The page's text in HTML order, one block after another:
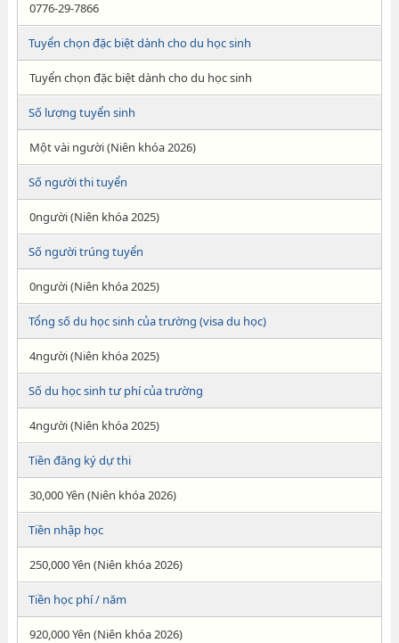
0776-29-7866
Tuyển chọn đặc biệt dành cho du học sinh
Tuyển chọn đặc biệt dành cho du học sinh
Số lượng tuyển sinh
Một vài người (Niên khóa 2026)
Số người thi tuyển
0người (Niên khóa 2025)
Số người trúng tuyển
0người (Niên khóa 2025)
Tổng số du học sinh của trường (visa du học)
4người (Niên khóa 2025)
Số du học sinh tư phí của trường
4người (Niên khóa 2025)
Tiền đăng ký dự thi
30,000 Yên (Niên khóa 2026)
Tiền nhập học
250,000 Yên (Niên khóa 2026)
Tiền học phí / năm
920,000 Yên (Niên khóa 2026)